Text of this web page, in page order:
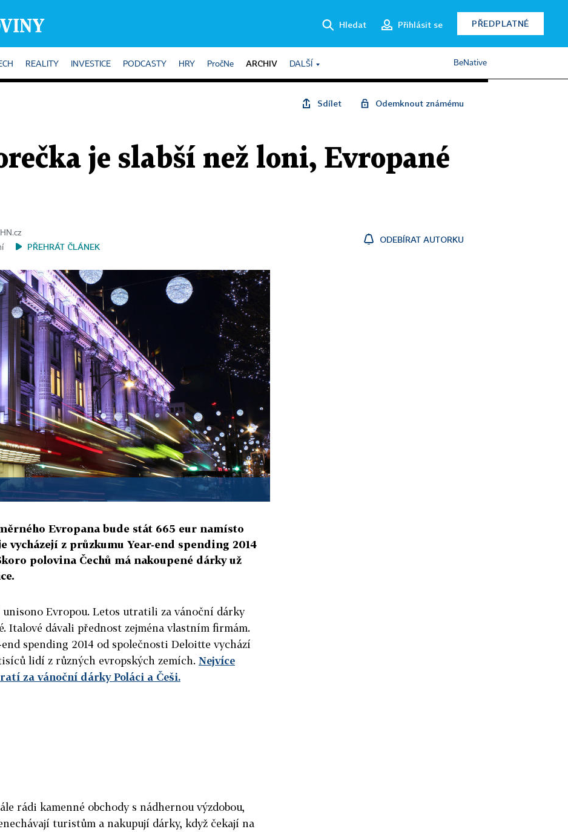
Hledat Přihlásit se PŘEDPLATNÉ
REALITY INVESTICE PODCASTY HRY PročNe ARCHIV DALŠÍ BeNative
Sdílet Odemknout známému
je slabší než loni, Evropané
PŘEHRÁT ČLÁNEK
ODEBÍRAT AUTORKU
Evropana bude stát 665 eur namísto
vycházejí z průzkumu Year-end spending 2014
polovina Čechů má nakoupené dárky už
Evropou. Letos utratili za vánoční dárky
Italové dávali přednost zejména vlastním firmám.
spending 2014 od společnosti Deloitte vychází
lidí z různých evropských zemích. Nejvíce
za vánoční dárky Poláci a Češi.
rádi kamenné obchody s nádhernou výzdobou,
turistům a nakupují dárky, když čekají na